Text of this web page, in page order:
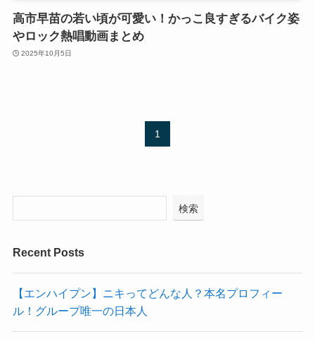
高市早苗の若い頃が可愛い！かっこ良すぎるバイク姿
やロック熱唱動画まとめ
2025年10月5日
1
検索
Recent Posts
【エンハイプン】ニキってどんな人？本名プロフィー
ル！グループ唯一の日本人